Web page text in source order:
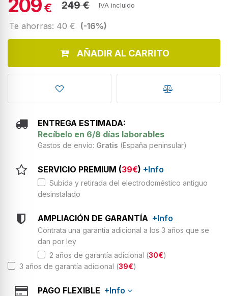
209€ 249 € IVA incluido
Te ahorras: 40 € (-16%)
AÑADIR AL CARRITO
ENTREGA ESTIMADA:
Recíbelo en 6/8 días laborables
Gastos de envío: Gratis (España peninsular)
SERVICIO PREMIUM (39€) +Info
Subida y retirada del electrodoméstico antiguo
desinstalado
AMPLIACIÓN DE GARANTÍA +Info
Contrata una garantía adicional a los 3 años que se
dan por ley
2 años de garantía adicional (30€)
3 años de garantía adicional (39€)
PAGO FLEXIBLE +Info